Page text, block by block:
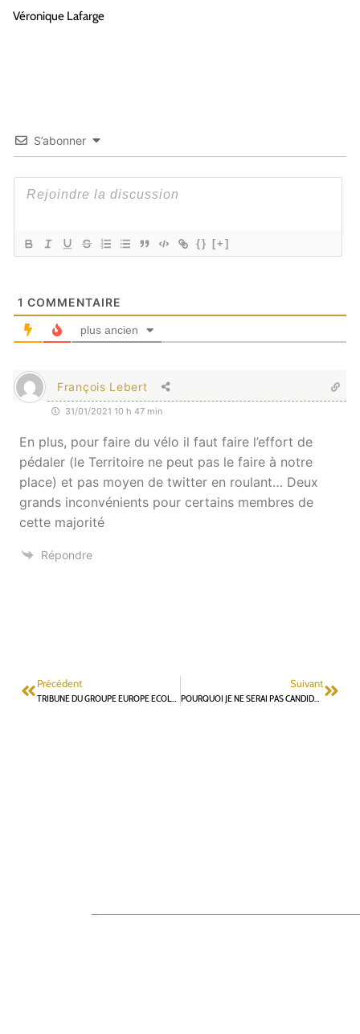
Véronique Lafarge
S’abonner
{} [+]
1 COMMENTAIRE
plus ancien
François Lebert
31/01/2021 10 h 47 min
En plus, pour faire du vélo il faut faire l’effort de
pédaler (le Territoire ne peut pas le faire à notre
place) et pas moyen de twitter en roulant… Deux
grands inconvénients pour certains membres de
cette majorité
Répondre
Précédent
TRIBUNE DU GROUPE EUROPE ECOLOGIE LES VERTS
Suivant
POURQUOI JE NE SERAI PAS CANDIDAT EN JUIN PROCHAIN !